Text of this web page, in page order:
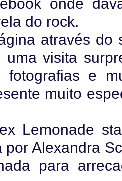
onde
do rock.
através do
visita
e
muito
Lemonade
Alexandra
para